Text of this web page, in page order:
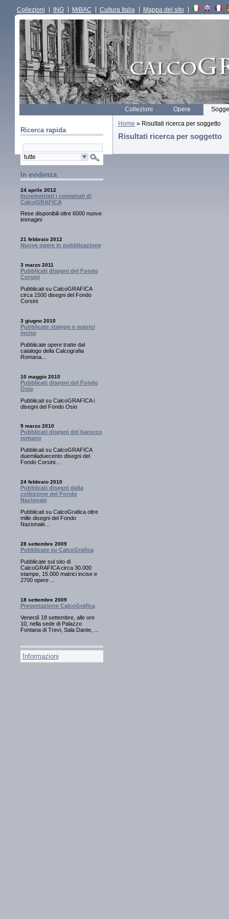
Collezioni ING MiBAC Cultura Italia Mappa del sito
Collezioni Opere
Ricerca rapida
In evidenza
24 aprile 2012
Incrementati i contenuti di
CalcoGRAFICA
Rese disponibili oltre 6000 nuove
immagini
21 febbraio 2012
Nuove opere in pubblicazione
3 marzo 2011
Pubblicati disegni del Fondo
Corsini
Pubblicati su CalcoGRAFICA
circa 1500 disegni del Fondo
Corsini
3 giugno 2010
Pubblicate stampe e matrici
incise
Pubblicate opere tratte dal
catalogo della Calcografia
Romana...
10 maggio 2010
Pubblicati disegni del Fondo
Osio
Pubblicati su CalcoGRAFICA i
disegni del Fondo Osio
9 marzo 2010
Pubblicati disegni del barocco
romano
Pubblicati su CalcoGRAFICA
duemiladuecento disegni del
Fondo Corsini…
24 febbraio 2010
Pubblicati disegni dalla
collezione del Fondo
Nazionale
Pubblicati su CalcoGrafica oltre
mille disegni del Fondo
Nazionale...
28 settembre 2009
Pubblicate su CalcoGrafica
Pubblicate sul sito di
CalcoGRAFICA circa 30.000
stampe, 15.000 matrici incise e
2700 opere ...
18 settembre 2009
Presentazione CalcoGrafica
Venerdì 18 settembre, alle ore
10, nella sede di Palazzo
Fontana di Trevi, Sala Dante, ...
Informazioni
Home » Risultati ricerca per soggetto
Risultati ricerca per soggetto